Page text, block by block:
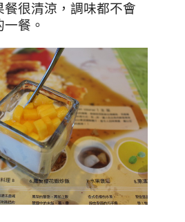
餐很清涼，調味都不會
餐。